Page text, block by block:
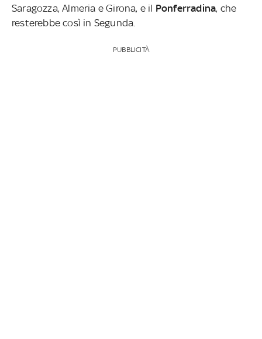
Saragozza, Almeria e Girona, e il Ponferradina, che
resterebbe così in Segunda.
PUBBLICITÀ